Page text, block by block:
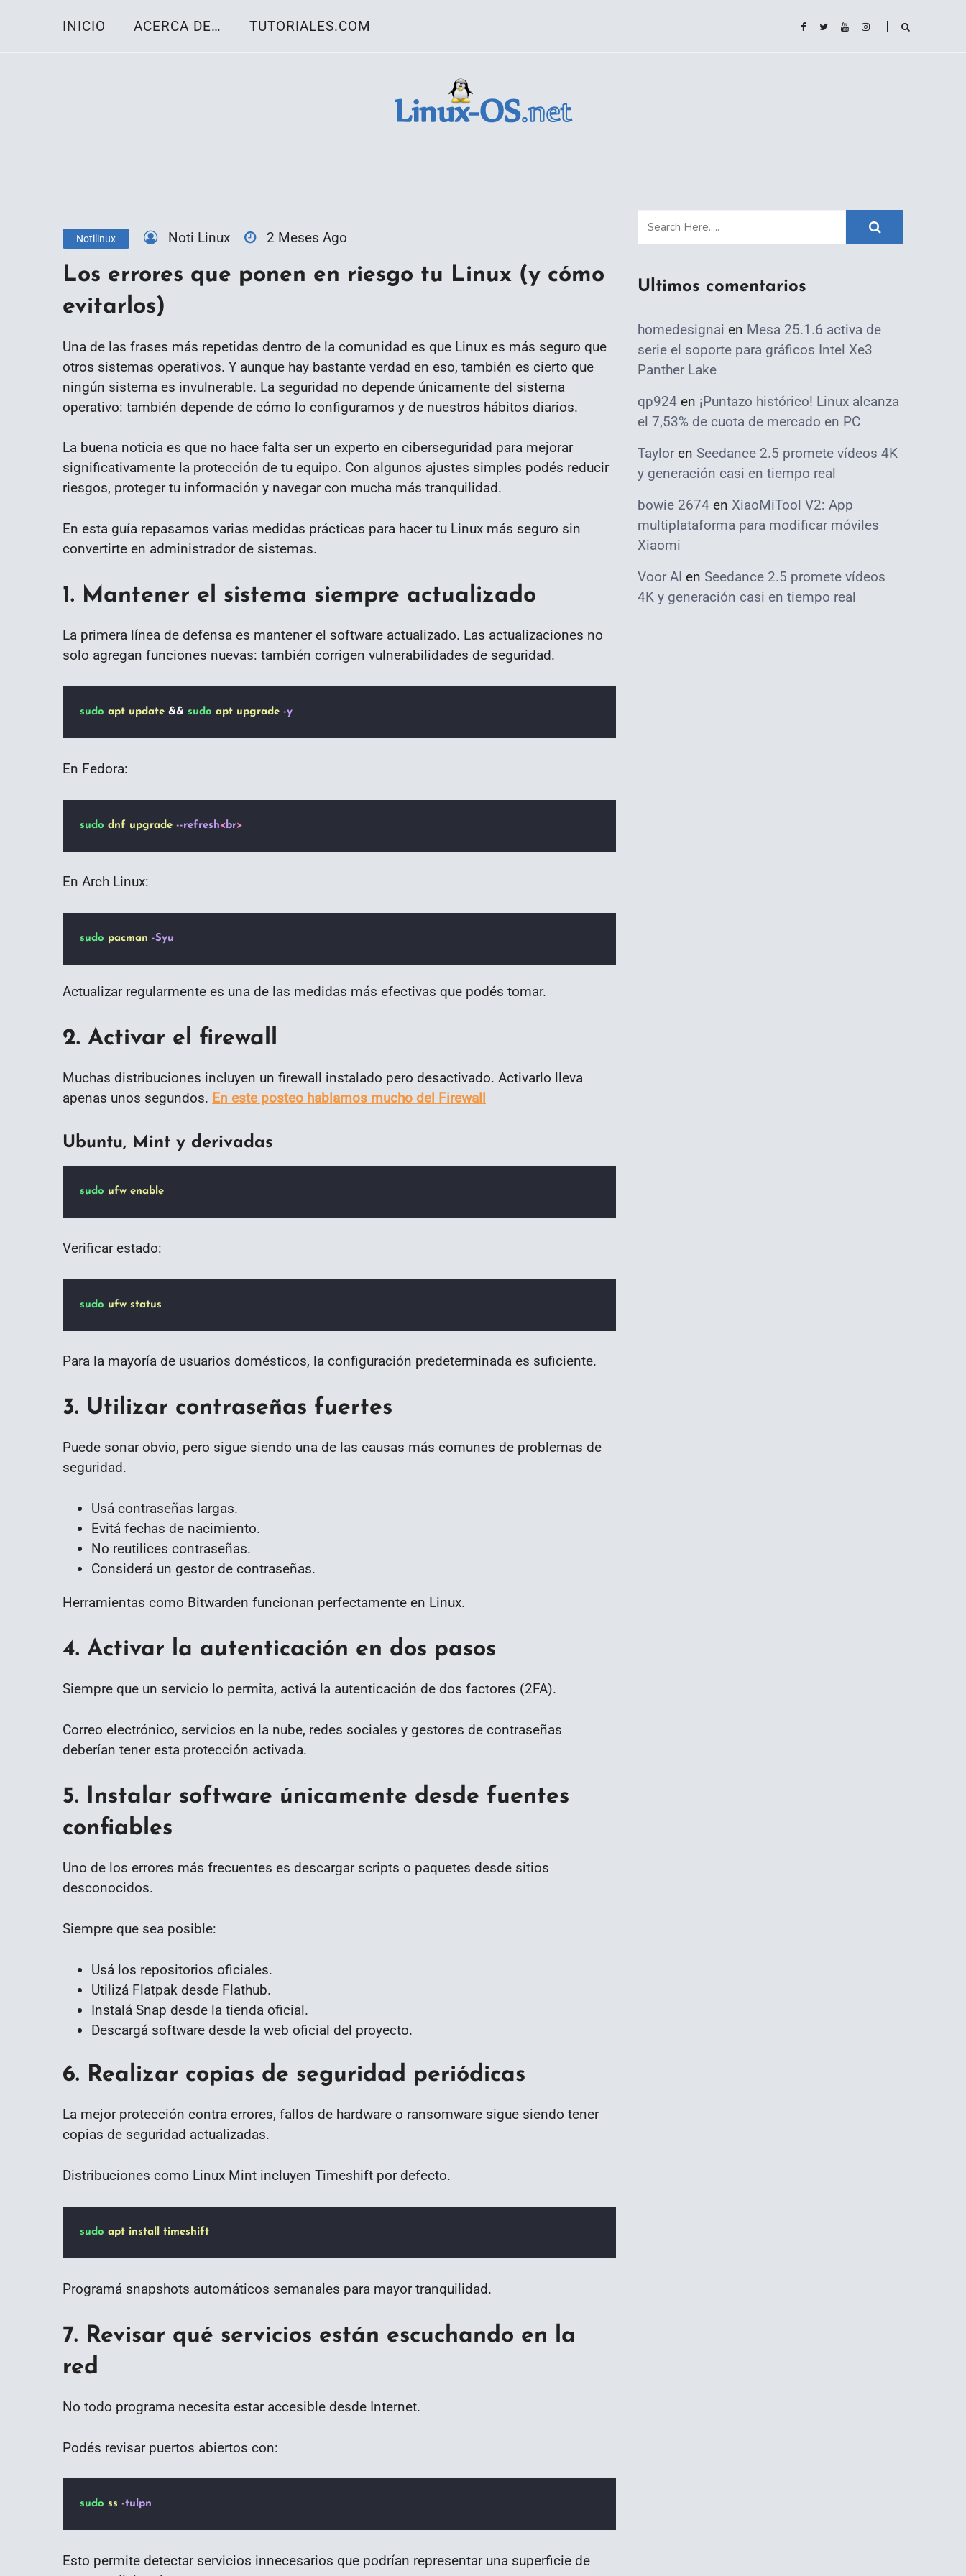
INICIO ACERCA DE… TUTORIALES.COM
Notilinux Noti Linux 2 Meses Ago
Los errores que ponen en riesgo tu Linux (y cómo
evitarlos)
Una de las frases más repetidas dentro de la comunidad es que Linux es más seguro que
otros sistemas operativos. Y aunque hay bastante verdad en eso, también es cierto que
ningún sistema es invulnerable. La seguridad no depende únicamente del sistema
operativo: también depende de cómo lo configuramos y de nuestros hábitos diarios.
La buena noticia es que no hace falta ser un experto en ciberseguridad para mejorar
significativamente la protección de tu equipo. Con algunos ajustes simples podés reducir
riesgos, proteger tu información y navegar con mucha más tranquilidad.
En esta guía repasamos varias medidas prácticas para hacer tu Linux más seguro sin
convertirte en administrador de sistemas.
1. Mantener el sistema siempre actualizado
La primera línea de defensa es mantener el software actualizado. Las actualizaciones no
solo agregan funciones nuevas: también corrigen vulnerabilidades de seguridad.
sudo apt update && sudo apt upgrade -y
En Fedora:
sudo dnf upgrade --refresh< br>
En Arch Linux:
sudo pacman -Syu
Actualizar regularmente es una de las medidas más efectivas que podés tomar.
2. Activar el firewall
Muchas distribuciones incluyen un firewall instalado pero desactivado. Activarlo lleva
apenas unos segundos. En este posteo hablamos mucho del Firewall
Ubuntu, Mint y derivadas
sudo ufw enable
Verificar estado:
sudo ufw status
Para la mayoría de usuarios domésticos, la configuración predeterminada es suficiente.
3. Utilizar contraseñas fuertes
Puede sonar obvio, pero sigue siendo una de las causas más comunes de problemas de
seguridad.
Usá contraseñas largas.
Evitá fechas de nacimiento.
No reutilices contraseñas.
Considerá un gestor de contraseñas.
Herramientas como Bitwarden funcionan perfectamente en Linux.
4. Activar la autenticación en dos pasos
Siempre que un servicio lo permita, activá la autenticación de dos factores (2FA).
Correo electrónico, servicios en la nube, redes sociales y gestores de contraseñas
deberían tener esta protección activada.
5. Instalar software únicamente desde fuentes
confiables
Uno de los errores más frecuentes es descargar scripts o paquetes desde sitios
desconocidos.
Siempre que sea posible:
Usá los repositorios oficiales.
Utilizá Flatpak desde Flathub.
Instalá Snap desde la tienda oficial.
Descargá software desde la web oficial del proyecto.
6. Realizar copias de seguridad periódicas
La mejor protección contra errores, fallos de hardware o ransomware sigue siendo tener
copias de seguridad actualizadas.
Distribuciones como Linux Mint incluyen Timeshift por defecto.
sudo apt install timeshift
Programá snapshots automáticos semanales para mayor tranquilidad.
7. Revisar qué servicios están escuchando en la
red
No todo programa necesita estar accesible desde Internet.
Podés revisar puertos abiertos con:
sudo ss -tulpn
Esto permite detectar servicios innecesarios que podrían representar una superficie de
Ultimos comentarios
homedesignai en Mesa 25.1.6 activa de
serie el soporte para gráficos Intel Xe3
Panther Lake
qp924 en ¡Puntazo histórico! Linux alcanza
el 7,53% de cuota de mercado en PC
Taylor en Seedance 2.5 promete vídeos 4K
y generación casi en tiempo real
bowie 2674 en XiaoMiTool V2: App
multiplataforma para modificar móviles
Xiaomi
Voor AI en Seedance 2.5 promete vídeos
4K y generación casi en tiempo real